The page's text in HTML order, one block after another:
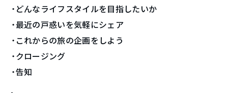
・どんなライフスタイルを目指したいか
・最近の戸惑いを気軽にシェア
・これからの旅の企画をしよう
・クロージング
・告知